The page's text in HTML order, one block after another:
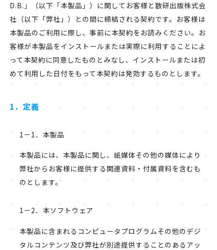
D.B.」（以下「本製品」）に関してお客様と数研出版株式会
社（以下「弊社」）との間に締結される契約です。お客様は
本製品のご利用に際し、事前に本契約をお読みください。お
客様が本製品をインストールまたは実際に利用することによ
って本契約に同意したものとみなし、インストールまたは初
めて利用した日付をもって本契約は発効するものとします。
1．定義
1－1．本製品
本製品には、本製品に関し、紙媒体その他の媒体により
弊社からお客様に提供する関連資料・付属資料を含むも
のとします。
1－2．本ソフトウェア
本製品に含まれるコンピュータプログラムその他のデジ
タルコンテンツ及び弊社が別途提供することのあるアッ